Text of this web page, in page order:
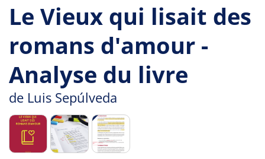
Le Vieux qui lisait des
romans d'amour -
Analyse du livre
de Luis Sepúlveda